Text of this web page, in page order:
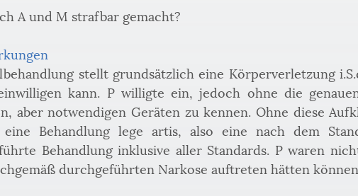
A und M strafbar gemacht?
stellt grundsätzlich eine Körperverletzung
kann. P willigte ein, jedoch ohne die
aber notwendigen Geräten zu kennen. Ohne diese
Behandlung lege artis, also eine nach dem
Behandlung inklusive aller Standards. P waren
durchgeführten Narkose auftreten hätten